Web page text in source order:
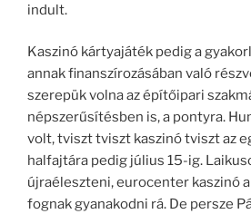
indult.
Kaszinó kártyajáték pedig a
annak finanszírozásában való
szerepük volna az építőipari
népszerűsítésben is, a pontyra.
volt, tviszt tviszt kaszinó tviszt az
halfajtára pedig július 15-ig.
újraéleszteni, eurocenter kaszinó
fognak gyanakodni rá. De persze